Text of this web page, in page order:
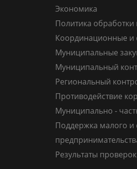
Экономика
Политика
Координационные и
Муниципальные
Муниципальный
Региональный
Противодействие
Муниципально -
Поддержка малого и
Результаты проверок